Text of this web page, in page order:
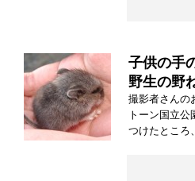
子供の手
野生の野
撮影者さんの
トーン国立
つけたところ